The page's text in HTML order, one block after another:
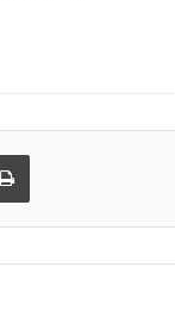
Yazdır